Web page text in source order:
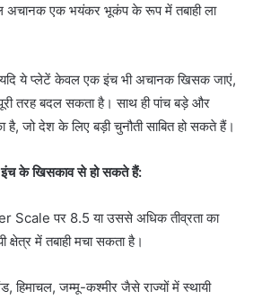
अचानक एक भयंकर भूकंप के रूप में तबाही ला
यदि ये प्लेटें केवल एक इंच भी अचानक खिसक जाएं,
तरह बदल सकता है। साथ ही पांच बड़े और
है, जो देश के लिए बड़ी चुनौती साबित हो सकते हैं।
इंच के खिसकाव से हो सकते हैं:
Scale पर 8.5 या उससे अधिक तीव्रता का
में तबाही मचा सकता है।
हिमाचल, जम्मू-कश्मीर जैसे राज्यों में स्थायी